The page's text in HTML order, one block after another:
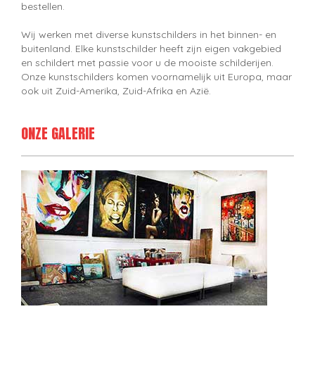
bestellen.
Wij werken met diverse kunstschilders in het binnen- en
buitenland. Elke kunstschilder heeft zijn eigen vakgebied
en schildert met passie voor u de mooiste schilderijen.
Onze kunstschilders komen voornamelijk uit Europa, maar
ook uit Zuid-Amerika, Zuid-Afrika en Azië.
ONZE GALERIE